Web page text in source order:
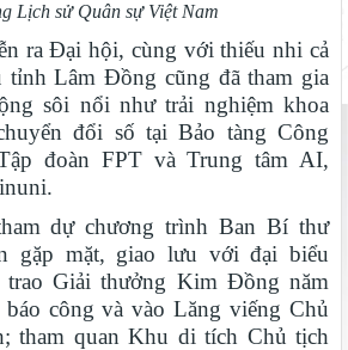
Lịch sử Quân sự Việt Nam
ra Đại hội, cùng với thiếu nhi cả
tỉnh Lâm Đồng cũng đã tham gia
sôi nổi như trải nghiệm khoa
đổi số tại Bảo tàng Công
đoàn FPT và Trung tâm AI,
dự chương trình Ban Bí thư
gặp mặt, giao lưu với đại biểu
Giải thưởng Kim Đồng năm
công và vào Lăng viếng Chủ
tham quan Khu di tích Chủ tịch